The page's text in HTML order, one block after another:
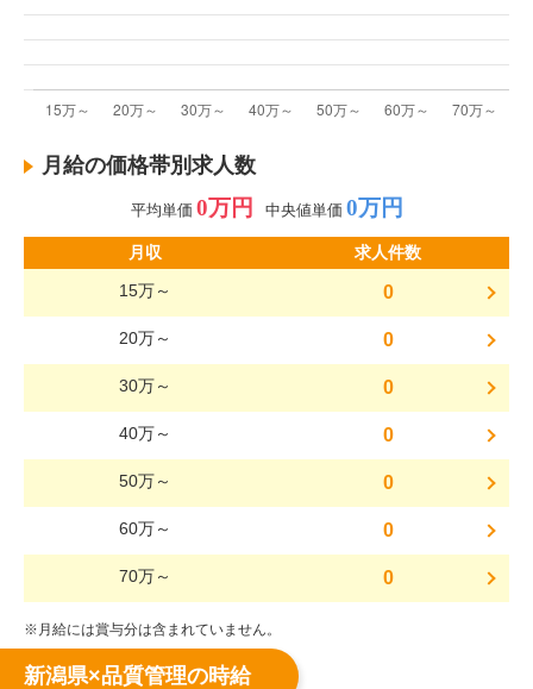
月給の価格帯別求人数
平均単価 0万円 中央値単価 0万円
月収
求人件数
15万～
0
20万～ 0
30万～ 0
40万～ 0
50万～ 0
60万～ 0
70万～ 0
※月給には賞与分は含まれていません。
新潟県×品質管理の時給